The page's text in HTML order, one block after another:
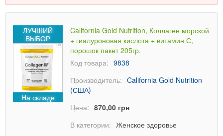
ЛУЧШИЙ
ВЫБОР
На складе
California Gold Nutrition, Коллаген морской
+ гиалуроновая кислота + витамин С,
порошок пакет 205гр.
Код товара: 9838
Производитель: California Gold Nutrition
(США)
Цена: 870,00 грн
В категории: Женское здоровье